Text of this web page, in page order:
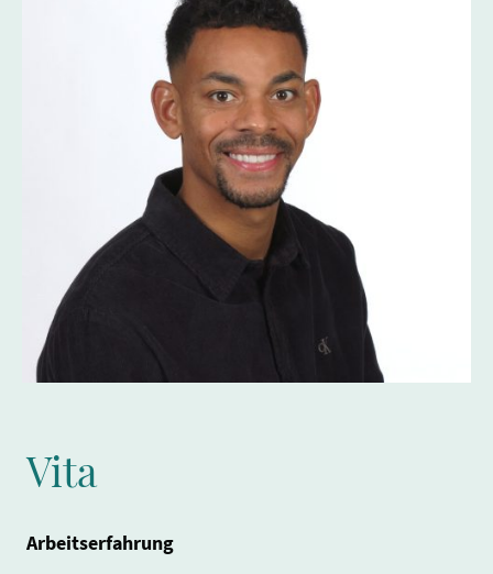
Vita
Arbeitserfahrung